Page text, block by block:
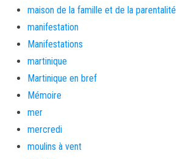
maison de la famille et de la parentalité
manifestation
Manifestations
martinique
Martinique en bref
Mémoire
mer
mercredi
moulins à vent